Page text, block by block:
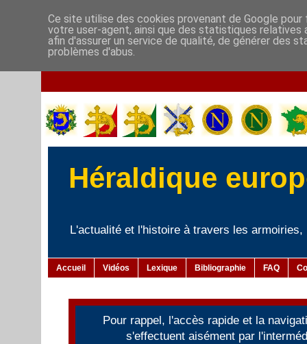
Héraldique
L'actualité et l'histoire à travers les
Accueil Vidéos Lexique Bibliographie FAQ
Pour rappel, l'accès rapide et la
s'effectuent aisément par
Ce site utilise des cookies provenant de Google
votre user-agent, ainsi que des statistiques
afin d'assurer un service de qualité, de générer des
problèmes d'abus.